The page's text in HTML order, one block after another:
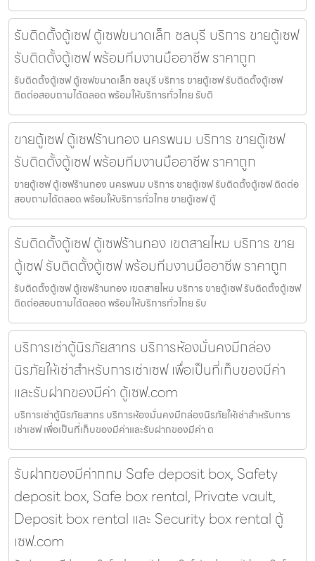
รับติดตั้งตู้เซฟ ตู้เซฟขนาดเล็ก ชลบุรี บริการ ขายตู้เซฟ
รับติดตั้งตู้เซฟ พร้อมทีมงานมืออาชีพ ราคาถูก
รับติดตั้งตู้เซฟ ตู้เซฟขนาดเล็ก ชลบุรี บริการ ขายตู้เซฟ รับติดตั้งตู้เซฟ
ติดต่อสอบถามได้ตลอด พร้อมให้บริการทั่วไทย รับติ
ขายตู้เซฟ ตู้เซฟร้านทอง นครพนม บริการ ขายตู้เซฟ
รับติดตั้งตู้เซฟ พร้อมทีมงานมืออาชีพ ราคาถูก
ขายตู้เซฟ ตู้เซฟร้านทอง นครพนม บริการ ขายตู้เซฟ รับติดตั้งตู้เซฟ ติดต่อ
สอบถามได้ตลอด พร้อมให้บริการทั่วไทย ขายตู้เซฟ ตู้
รับติดตั้งตู้เซฟ ตู้เซฟร้านทอง เขตสายไหม บริการ ขาย
ตู้เซฟ รับติดตั้งตู้เซฟ พร้อมทีมงานมืออาชีพ ราคาถูก
รับติดตั้งตู้เซฟ ตู้เซฟร้านทอง เขตสายไหม บริการ ขายตู้เซฟ รับติดตั้งตู้เซฟ
ติดต่อสอบถามได้ตลอด พร้อมให้บริการทั่วไทย รับ
บริการเช่าตู้นิรภัยสาทร บริการห้องมั่นคงมีกล่อง
นิรภัยให้เช่าสำหรับการเช่าเซฟ เพื่อเป็นที่เก็บของมีค่า
และรับฝากของมีค่า ตู้เซฟ.com
บริการเช่าตู้นิรภัยสาทร บริการห้องมั่นคงมีกล่องนิรภัยให้เช่าสำหรับการ
เช่าเซฟ เพื่อเป็นที่เก็บของมีค่าและรับฝากของมีค่า ต
รับฝากของมีค่ากทม Safe deposit box, Safety
deposit box, Safe box rental, Private vault,
Deposit box rental และ Security box rental ตู้
เซฟ.com